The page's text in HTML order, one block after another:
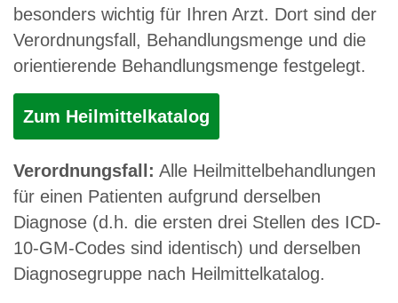
besonders wichtig für Ihren Arzt. Dort sind der
Verordnungsfall, Behandlungsmenge und die
orientierende Behandlungsmenge festgelegt.
Zum Heilmittelkatalog
Verordnungsfall: Alle Heilmittelbehandlungen
für einen Patienten aufgrund derselben
Diagnose (d.h. die ersten drei Stellen des ICD-
10-GM-Codes sind identisch) und derselben
Diagnosegruppe nach Heilmittelkatalog.